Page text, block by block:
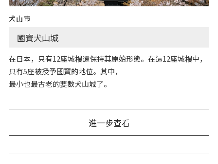
犬山市
國寶犬山城
在日本，只有12座城樓還保持其原始形態。在這12座城樓中，
只有5座被授予國寶的地位。其中，
最小也最古老的要數犬山城了。
進一步查看